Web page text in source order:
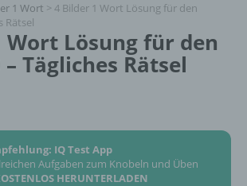
1 Wort > 4 Bilder 1 Wort Lösung für den
Rätsel
Wort Lösung für den
– Tägliches Rätsel
IQ Test App
Aufgaben zum Knobeln und Üben
HERUNTERLADEN